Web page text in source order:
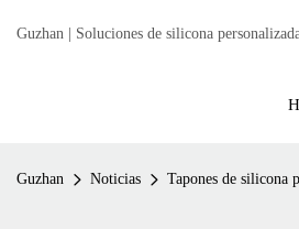
Guzhan | Soluciones de silicona
Guzhan Noticias Tapones de silicona